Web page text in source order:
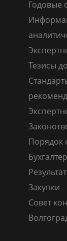
Годовые
Тезисы
Порядок
Закупки
Совет